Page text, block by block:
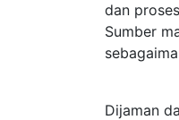
dan
Sumber
Dijaman